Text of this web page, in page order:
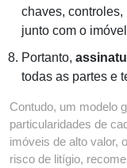
chaves,
junto com o
Portanto,
todas as partes e
Contudo, um modelo
particularidades de
imóveis de alto valor,
risco de litígio,